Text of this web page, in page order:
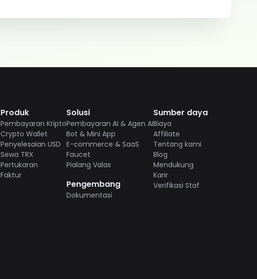
Produk
Pembayaran Kripto
Crypto Wallet
Penyelesaian USD
Sewa TRX
Pertukaran
Faktur
Solusi
Pembayaran AI & Agen AI
Bot & Mini App
E-commerce & SaaS
Faucet
Pialang Valas
Pengembang
Dokumentasi
Sumber daya
Biaya
Affiliate
Tentang kami
Blog
Mendukung
Karir
Verifikasi Staf